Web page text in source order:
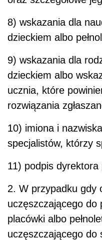
8) wskazania dla
dzieckiem albo
9) wskazania dla
dzieckiem albo
ucznia, które
rozwiązania
10) imiona i
specjalistów, którzy
11) podpis dyrektora
2. W przypadku gdy
uczęszczającego do
placówki albo
uczęszczającego do